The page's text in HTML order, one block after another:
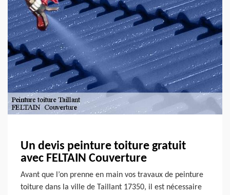
Un devis peinture toiture gratuit
avec FELTAIN Couverture
Avant que l’on prenne en main vos travaux de peinture
toiture dans la ville de Taillant 17350, il est nécessaire